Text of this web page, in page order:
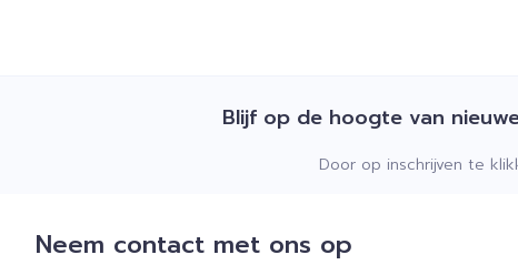
Blijf op de hoogte van
Door op inschrijven te
Neem contact met ons op